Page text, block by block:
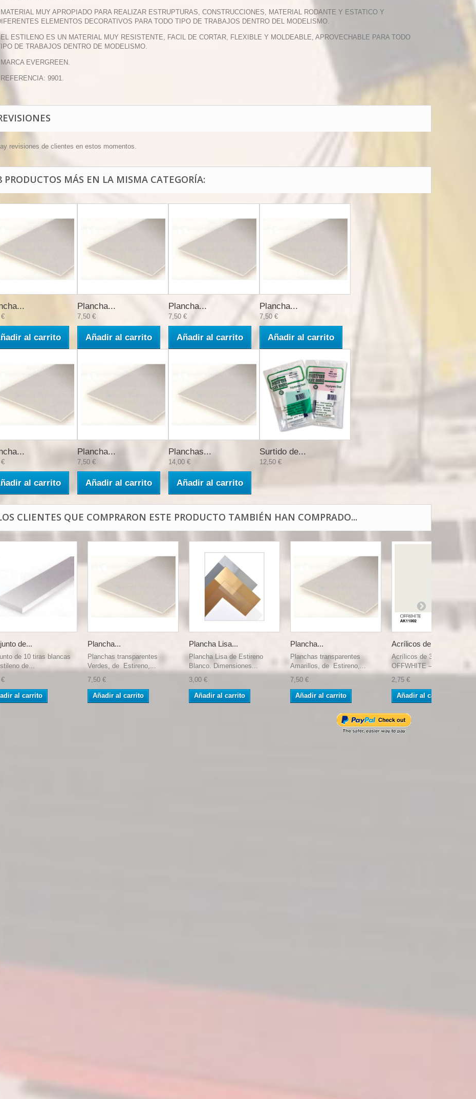
MUY APROPIADO PARA REALIZAR ESTRUPTURAS, CONSTRUCCIONES, MATERIAL RODANTE Y ESTATICO Y
ELEMENTOS DECORATIVOS PARA TODO TIPO DE TRABAJOS DENTRO DEL MODELISMO.
ESTILENO ES UN MATERIAL MUY RESISTENTE, FACIL DE CORTAR, FLEXIBLE Y MOLDEABLE, APROVECHABLE PARA TODO
DE TRABAJOS DENTRO DE MODELISMO.
EVERGREEN.
9901.
revisiones de clientes en estos momentos.
PRODUCTOS MÁS EN LA MISMA CATEGORÍA:
al carrito
Plancha...
7,50 €
Añadir al carrito
Plancha...
7,50 €
Añadir al carrito
Plancha...
7,50 €
Añadir al carrito
al carrito
Plancha...
7,50 €
Añadir al carrito
Planchas...
14,00 €
Añadir al carrito
Surtido de...
12,50 €
CLIENTES QUE COMPRARON ESTE PRODUCTO TAMBIÉN HAN COMPRADO...
de...
de 10 tiras blancas
de...
al carrito
Plancha...
Planchas transparentes
Verdes, de Estireno,...
7,50 €
Añadir al carrito
Plancha Lisa...
Plancha Lisa de Estireno
Blanco. Dimensiones...
3,00 €
Añadir al carrito
Plancha...
Planchas transparentes
Amarillos, de Estireno,...
7,50 €
Añadir al carrito
Acrílicos de...
Acrílicos de 3rd Generación,
OFFWHITE –...
2,75 €
Añadir al carrito